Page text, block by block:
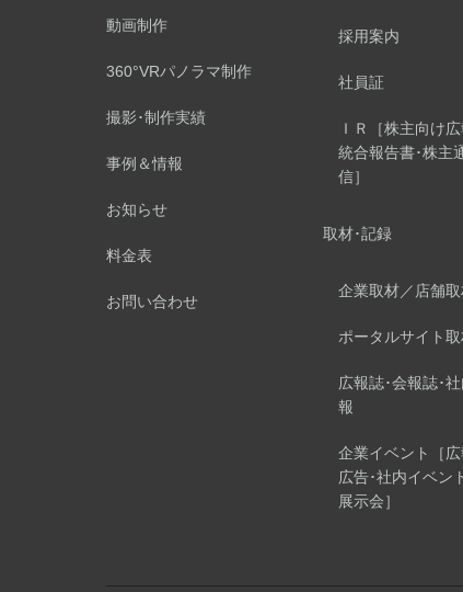
動画制作
360°VRパノラマ制作
撮影･制作実績
事例＆情報
お知らせ
料金表
お問い合わせ
採用案内
社員証
ＩＲ［株主向け
統合報告書･株主
信］
取材･記録
企業取材／店舗
ポータルサイト
広報誌･会報誌･社
報
企業イベント［広
広告･社内イベン
展示会］